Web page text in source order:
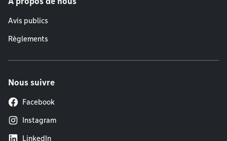
Avis publics
Règlements
Nous suivre
Facebook
Instagram
LinkedIn